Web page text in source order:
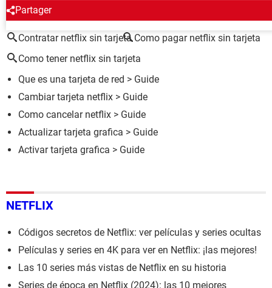
Partager
ALREDEDOR DEL MISMO TEMA
Contratar netflix sin tarjeta Como pagar netflix sin tarjeta
Como tener netflix sin tarjeta
Que es una tarjeta de red > Guide
Cambiar tarjeta netflix > Guide
Como cancelar netflix > Guide
Actualizar tarjeta grafica > Guide
Activar tarjeta grafica > Guide
NETFLIX
Códigos secretos de Netflix: ver películas y series ocultas
Películas y series en 4K para ver en Netflix: ¡las mejores!
Las 10 series más vistas de Netflix en su historia
Series de época en Netflix (2024): las 10 mejores